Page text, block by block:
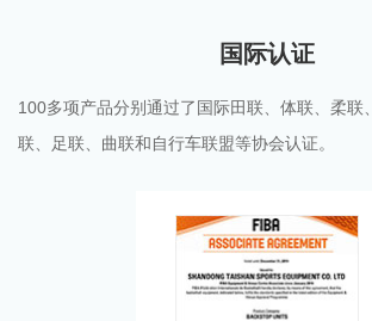
国际认证
100多项产品分别通过了国际田联、体联、柔联
联、足联、曲联和自行车联盟等协会认证。